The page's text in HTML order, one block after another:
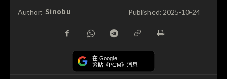
Author: Sinobu Published: 2025-10-24
在 Google
緊貼《PCM》消息